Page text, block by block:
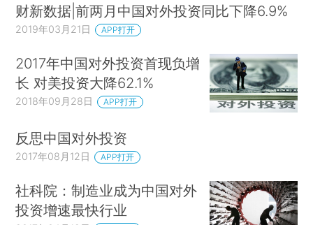
财新数据|前两月中国对外投资同比下降6.9%
2019年03月21日 APP打开
2017年中国对外投资首现负增
长 对美投资大降62.1%
2018年09月28日 APP打开
反思中国对外投资
2017年08月12日 APP打开
社科院：制造业成为中国对外
投资增速最快行业